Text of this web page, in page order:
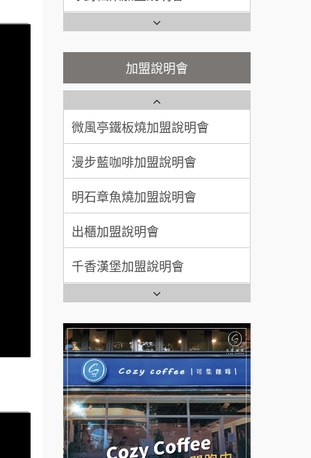
加盟預算 200萬~400萬
顏 先生/小姐 台北市
100萬 ~ 200萬
廖 先生/小姐 高雄市
加盟預算 200萬~300萬
說明會
微風亭鐵板燒加盟說明會
鮮茶道加盟說明會
【曉妍美妝】誠徵行政櫃檯
自助洗衣店誠徵代洗收送人員
(台中市)
MUSHEN徵SPA美容芳療師
日十。早午食加盟說明會
拾鑶火鍋加盟說明會
全家加盟說明會
台灣G湯加盟說明會
彭富貴加盟說明會
NU PASTA義大利麵加盟說明
會
潮鍋癮加盟說明會
蓁伙烤倆吃加盟說明會
加盟說明會
鬍子茶加盟說明會
鮮茶道加盟說明會
微風亭鐵板燒加盟說明會
漫步藍咖啡加盟說明會
明石章魚燒加盟說明會
出櫃加盟說明會
千香漢堡加盟說明會
七盞茶加盟說明會
拉亞漢堡加盟說明會
杜芳子古味茶鋪加盟說明會
優握握×酸奶大獅加盟說明會
冬城門加盟說明會
拾鑶火鍋加盟說明會